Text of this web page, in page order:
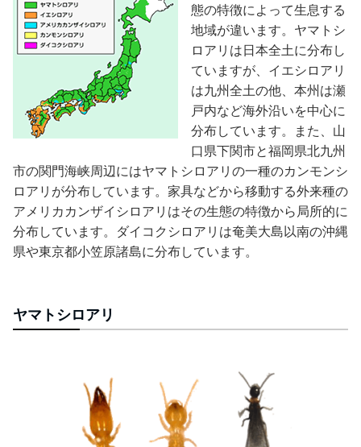
態の特徴によって生息する
地域が違います。ヤマトシ
ロアリは日本全土に分布し
ていますが、イエシロアリ
は九州全土の他、本州は瀬
戸内など海外沿いを中心に
分布しています。また、山
口県下関市と福岡県北九州
市の関門海峡周辺にはヤマトシロアリの一種のカンモンシ
ロアリが分布しています。家具などから移動する外来種の
アメリカカンザイシロアリはその生態の特徴から局所的に
分布しています。ダイコクシロアリは奄美大島以南の沖縄
県や東京都小笠原諸島に分布しています。
ヤマトシロアリ